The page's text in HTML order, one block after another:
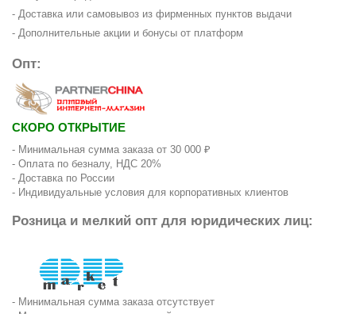
- Доставка или самовывоз из фирменных пунктов выдачи
- Дополнительные акции и бонусы от платформ
Опт:
СКОРО ОТКРЫТИЕ
- Минимальная сумма заказа от 30 000 ₽
- Оплата по безналу, НДС 20%
- Доставка по России
- Индивидуальные условия для корпоративных клиентов
Розница и мелкий опт для юридических лиц:
- Минимальная сумма заказа отсутствует